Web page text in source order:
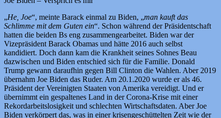
„He, Joe“, meinte Barack einmal zu Biden, „man kauft das
Schlimme mit dem Guten ein“. Schon während der Präsidentschaft
hatten die beiden Bs eng zusammengearbeitet. Biden war der
Vizepräsident Barack Obamas und hätte 2016 auch selbst
kandidiert. Doch dann kam die Krankheit seines Sohnes Beau
dazwischen und Biden entschied sich für die Familie. Donald
Trump gewann daraufhin gegen Bill Clinton die Wahlen. Aber 2019
übernahm Joe Biden das Ruder. Am 20.1.2020 wurde er als 46.
Präsident der Vereinigten Staaten von Amerika vereidigt. Und er
übernimmt ein gespaltenes Land in der Corona-Krise mit einer
Rekordarbeitslosigkeit und schlechten Wirtschaftsdaten. Aber Joe
Biden verkörpert das, was in einer krisengeschüttelten Zeit wie der